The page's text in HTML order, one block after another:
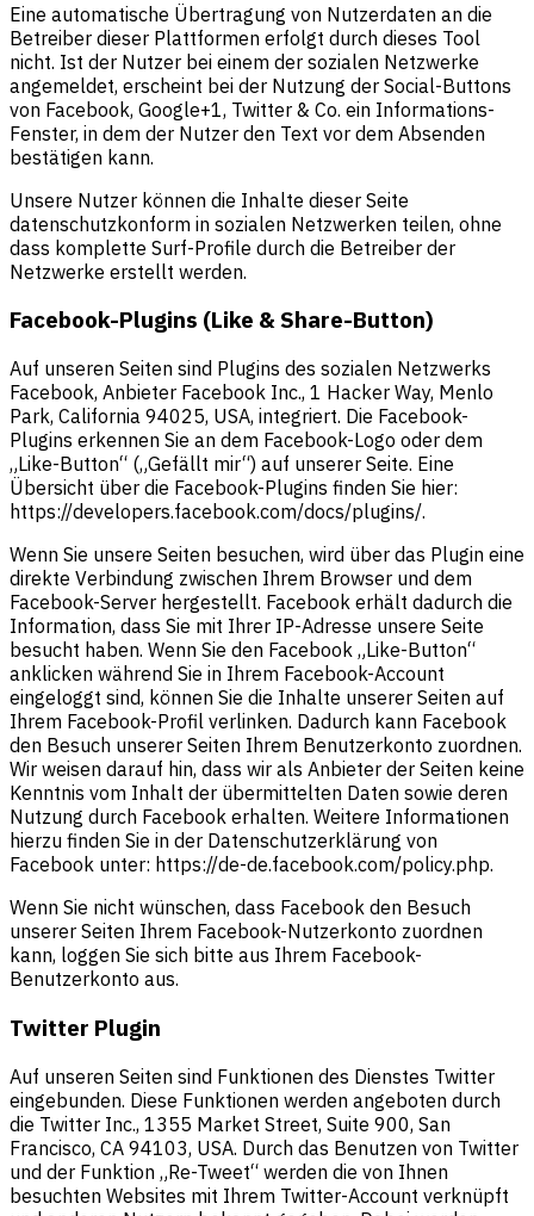
Eine automatische Übertragung von Nutzerdaten an die
Betreiber dieser Plattformen erfolgt durch dieses Tool
nicht. Ist der Nutzer bei einem der sozialen Netzwerke
angemeldet, erscheint bei der Nutzung der Social-Buttons
von Facebook, Google+1, Twitter & Co. ein Informations-
Fenster, in dem der Nutzer den Text vor dem Absenden
bestätigen kann.
Unsere Nutzer können die Inhalte dieser Seite
datenschutzkonform in sozialen Netzwerken teilen, ohne
dass komplette Surf-Profile durch die Betreiber der
Netzwerke erstellt werden.
Facebook-Plugins (Like & Share-Button)
Auf unseren Seiten sind Plugins des sozialen Netzwerks
Facebook, Anbieter Facebook Inc., 1 Hacker Way, Menlo
Park, California 94025, USA, integriert. Die Facebook-
Plugins erkennen Sie an dem Facebook-Logo oder dem
„Like-Button“ („Gefällt mir“) auf unserer Seite. Eine
Übersicht über die Facebook-Plugins finden Sie hier:
https://developers.facebook.com/docs/plugins/.
Wenn Sie unsere Seiten besuchen, wird über das Plugin eine
direkte Verbindung zwischen Ihrem Browser und dem
Facebook-Server hergestellt. Facebook erhält dadurch die
Information, dass Sie mit Ihrer IP-Adresse unsere Seite
besucht haben. Wenn Sie den Facebook „Like-Button“
anklicken während Sie in Ihrem Facebook-Account
eingeloggt sind, können Sie die Inhalte unserer Seiten auf
Ihrem Facebook-Profil verlinken. Dadurch kann Facebook
den Besuch unserer Seiten Ihrem Benutzerkonto zuordnen.
Wir weisen darauf hin, dass wir als Anbieter der Seiten keine
Kenntnis vom Inhalt der übermittelten Daten sowie deren
Nutzung durch Facebook erhalten. Weitere Informationen
hierzu finden Sie in der Datenschutzerklärung von
Facebook unter: https://de-de.facebook.com/policy.php.
Wenn Sie nicht wünschen, dass Facebook den Besuch
unserer Seiten Ihrem Facebook-Nutzerkonto zuordnen
kann, loggen Sie sich bitte aus Ihrem Facebook-
Benutzerkonto aus.
Twitter Plugin
Auf unseren Seiten sind Funktionen des Dienstes Twitter
eingebunden. Diese Funktionen werden angeboten durch
die Twitter Inc., 1355 Market Street, Suite 900, San
Francisco, CA 94103, USA. Durch das Benutzen von Twitter
und der Funktion „Re-Tweet“ werden die von Ihnen
besuchten Websites mit Ihrem Twitter-Account verknüpft